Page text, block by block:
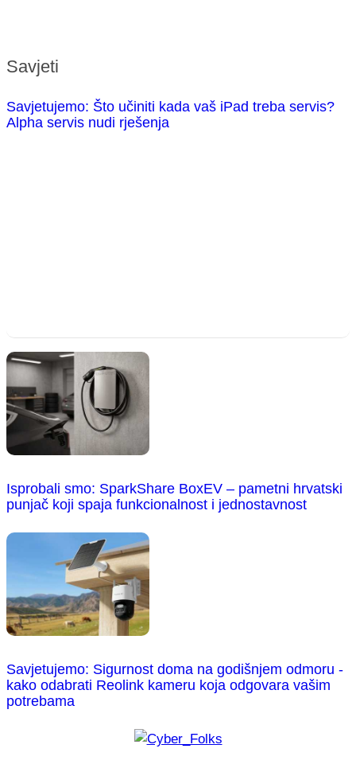
Savjeti
Savjetujemo: Što učiniti kada vaš iPad treba servis?
Alpha servis nudi rješenja
Isprobali smo: SparkShare BoxEV – pametni hrvatski
punjač koji spaja funkcionalnost i jednostavnost
Savjetujemo: Sigurnost doma na godišnjem odmoru -
kako odabrati Reolink kameru koja odgovara vašim
potrebama